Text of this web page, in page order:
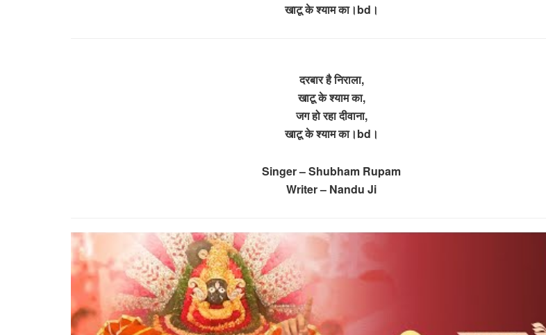
खाटू के श्याम का।bd।
दरबार है निराला,
खाटू के श्याम का,
जग हो रहा दीवाना,
खाटू के श्याम का।bd।
Singer – Shubham Rupam
Writer – Nandu Ji